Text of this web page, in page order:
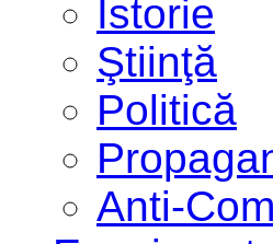
Istorie
Ştiinţă
Politică
Anti-